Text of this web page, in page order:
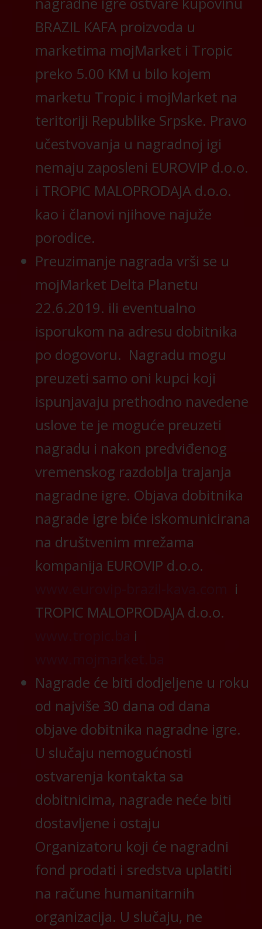
BRAZIL KAFA proizvoda u
marketima mojMarket i Tropic
preko 5.00 KM u bilo kojem
marketu Tropic i mojMarket na
teritoriji Republike Srpske. Pravo
učestvovanja u nagradnoj igi
nemaju zaposleni EUROVIP d.o.o.
i TROPIC MALOPRODAJA d.o.o.
kao i članovi njihove najuže
porodice.
Preuzimanje nagrada vrši se u
mojMarket Delta Planetu
22.6.2019. ili eventualno
isporukom na adresu dobitnika
po dogovoru. Nagradu mogu
preuzeti samo oni kupci koji
ispunjavaju prethodno navedene
uslove te je moguće preuzeti
nagradu i nakon predviđenog
vremenskog razdoblja trajanja
nagradne igre. Objava dobitnika
nagrade igre biće iskomunicirana
na društvenim mrežama
kompanija EUROVIP d.o.o.
i
TROPIC MALOPRODAJA d.o.o.
i
Nagrade će biti dodjeljene u roku
od najviše 30 dana od dana
objave dobitnika nagradne igre.
U slučaju nemogućnosti
ostvarenja kontakta sa
dobitnicima, nagrade neće biti
dostavljene i ostaju
Organizatoru koji će nagradni
fond prodati i sredstva uplatiti
na račune humanitarnih
organizacija. U slučaju, ne